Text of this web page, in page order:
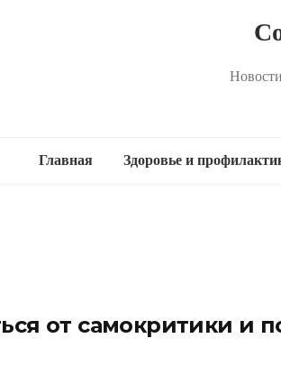
Главная Здоровье и
от самокритики и